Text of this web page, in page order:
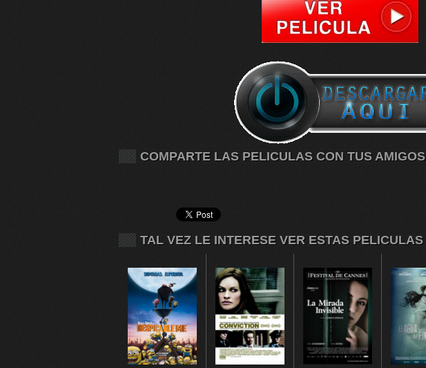
COMPARTE LAS PELICULAS CON TUS AMIGOS
TAL VEZ LE INTERESE VER ESTAS PELICULAS